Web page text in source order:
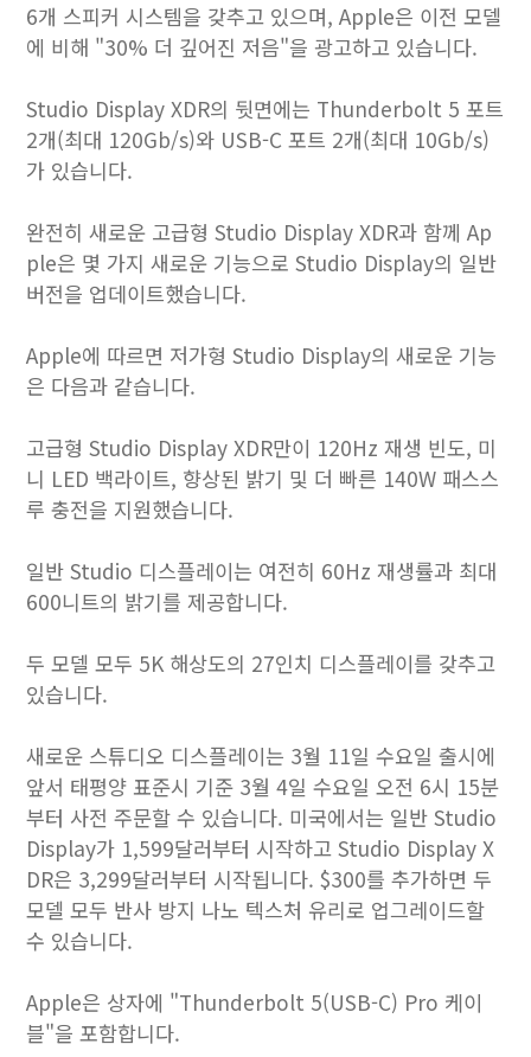
6개 스피커 시스템을 갖추고 있으며, Apple은 이전 모델
에 비해 "30% 더 깊어진 저음"을 광고하고 있습니다.
Studio Display XDR의 뒷면에는 Thunderbolt 5 포트
2개(최대 120Gb/s)와 USB-C 포트 2개(최대 10Gb/s)
가 있습니다.
완전히 새로운 고급형 Studio Display XDR과 함께 Ap
ple은 몇 가지 새로운 기능으로 Studio Display의 일반
버전을 업데이트했습니다.
Apple에 따르면 저가형 Studio Display의 새로운 기능
은 다음과 같습니다.
고급형 Studio Display XDR만이 120Hz 재생 빈도, 미
니 LED 백라이트, 향상된 밝기 및 더 빠른 140W 패스스
루 충전을 지원했습니다.
일반 Studio 디스플레이는 여전히 60Hz 재생률과 최대
600니트의 밝기를 제공합니다.
두 모델 모두 5K 해상도의 27인치 디스플레이를 갖추고
있습니다.
새로운 스튜디오 디스플레이는 3월 11일 수요일 출시에
앞서 태평양 표준시 기준 3월 4일 수요일 오전 6시 15분
부터 사전 주문할 수 있습니다. 미국에서는 일반 Studio
Display가 1,599달러부터 시작하고 Studio Display X
DR은 3,299달러부터 시작됩니다. $300를 추가하면 두
모델 모두 반사 방지 나노 텍스처 유리로 업그레이드할
수 있습니다.
Apple은 상자에 "Thunderbolt 5(USB-C) Pro 케이
블"을 포함합니다.